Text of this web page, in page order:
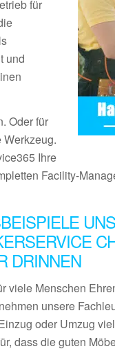
für
und
Oder für
Ihre
Facility-
DRINNEN
viele Menschen
unsere
oder Umzug
dass die guten